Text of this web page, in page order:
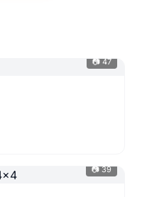
📷 47
📷 39